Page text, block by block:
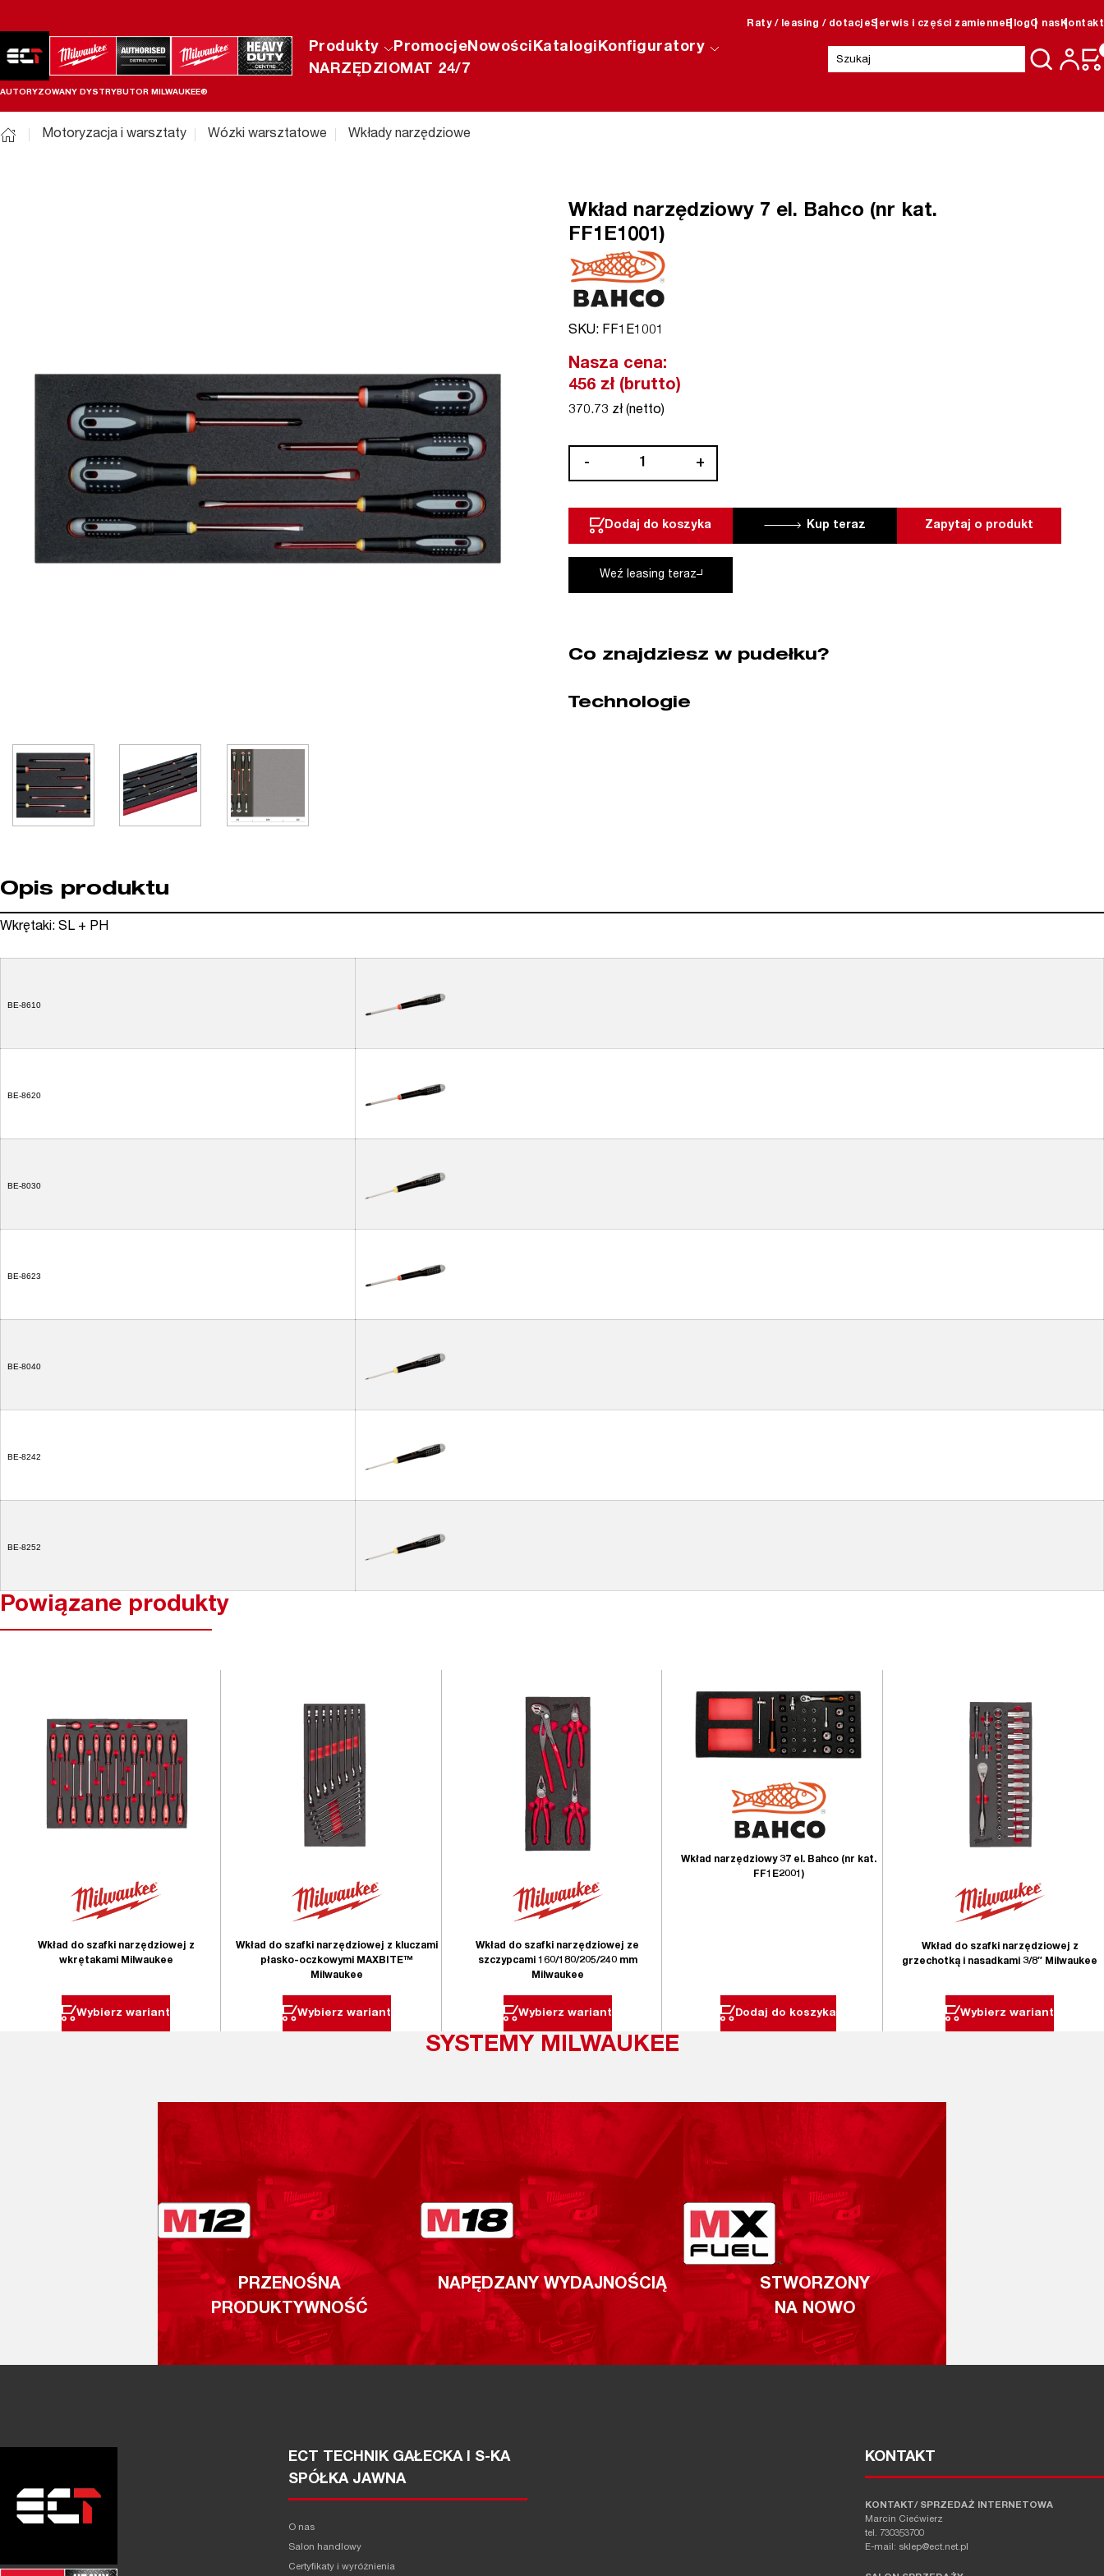
Raty / leasing / dotacjeSerwis i części zamienne BlogO nas Kontakt
AUTORYZOWANY DYSTRYBUTOR MILWAUKEE®
Produkty PromocjeNowościKatalogiKonfiguratory
NARZĘDZIOMAT 24/7
Szukaj:
Motoryzacja i warsztaty Wózki warsztatowe Wkłady narzędziowe
Wkład narzędziowy 7 el. Bahco (nr kat.
FF1E1001)
SKU: FF1E1001
Nasza cena:
456 zł (brutto)
370.73 zł (netto)
-
Bahco
kat.
+
Dodaj do koszyka Zapytaj o produkt
Kup teraz
Weź leasing teraz
Co znajdziesz w pudełku?
Technologie
Opis produktu
Wkrętaki: SL + PH
BE-8610
BE-8620
BE-8030
BE-8623
BE-8040
BE-8242
BE-8252
Powiązane produkty
Wkład do szafki narzędziowej z
wkrętakami Milwaukee
Wybierz wariant
Wkład do szafki narzędziowej z kluczami
płasko-oczkowymi MAXBITE™
Milwaukee
Wybierz wariant
Wkład do szafki narzędziowej ze
szczypcami 160/180/205/240 mm
Milwaukee
Wybierz wariant
Wkład narzędziowy 37 el. Bahco (nr kat.
FF1E2001)
Dodaj do koszyka
Wkład do szafki narzędziowej z
grzechotką i nasadkami 3/8″ Milwaukee
Wybierz wariant
SYSTEMY MILWAUKEE
PRZENOŚNA
PRODUKTYWNOŚĆ
NAPĘDZANY WYDAJNOŚCIĄ
STWORZONY
NA NOWO
ECT TECHNIK GAŁECKA I S-KA
SPÓŁKA JAWNA
O nas
Salon handlowy
Certyfikaty i wyróżnienia
KONTAKT
KONTAKT/ SPRZEDAŻ INTERNETOWA
Marcin Ciećwierz
tel. 730353700
E-mail: sklep@ect.net.pl